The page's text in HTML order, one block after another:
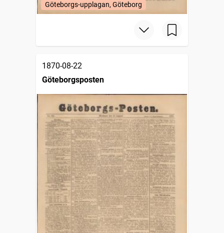
Göteborgs-upplagan, Göteborg
1870-08-22
Göteborgsposten